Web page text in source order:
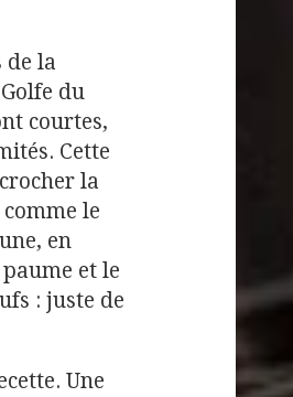
de la
du
courtes,
Cette
la
le
en
et le
: juste de
Une